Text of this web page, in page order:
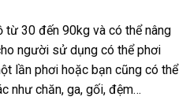
30 đến 90kg và có thể nâng
người sử dụng có thể phơi
lần phơi hoặc bạn cũng có thể
như chăn, ga, gối, đệm…